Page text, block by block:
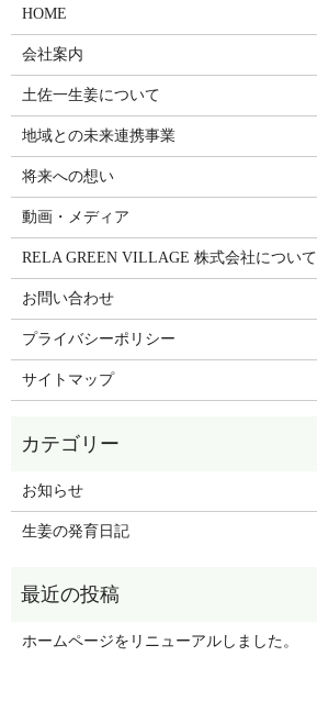
HOME
会社案内
土佐一生姜について
地域との未来連携事業
将来への想い
動画・メディア
RELA GREEN VILLAGE 株式会社について
お問い合わせ
プライバシーポリシー
サイトマップ
お知らせ
生姜の発育日記
ホームページをリニューアルしました。